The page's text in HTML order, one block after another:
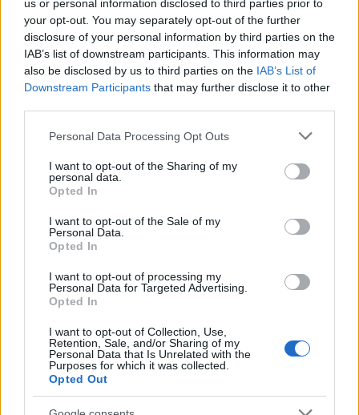
us or personal information disclosed to third parties prior to
your opt-out. You may separately opt-out of the further
disclosure of your personal information by third parties on the
IAB’s list of downstream participants. This information may
also be disclosed by us to third parties on the IAB’s List of
Downstream Participants that may further disclose it to other
Please note that this website/app uses one or more Google
not limited to your visit or usage behaviour. You may click to
grant or deny consent to Google and its third-party tags to
use your data for below specified purposes in below Google
consent section.
Personal Data Processing Opt Outs
I want to opt-out of the Sharing of my
personal data.
Opted In
I want to opt-out of the Sale of my
Personal Data.
Opted In
I want to opt-out of processing my
Personal Data for Targeted Advertising.
Opted In
I want to opt-out of Collection, Use,
Retention, Sale, and/or Sharing of my
Personal Data that Is Unrelated with the
Purposes for which it was collected.
Opted Out
"πρόθεση" των πολιτικών του αντιπάλων "να τον
θέσουν υπό ‘επιτήρηση' και εάν προέκυπτε η
δυνατότητα υπό διαρκή πολιτικό εκβιασμό".